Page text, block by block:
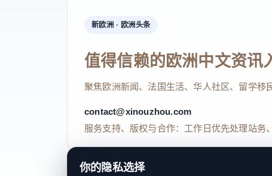
新欧洲 · 欧洲头条
值得信赖的欧洲中文资讯
聚焦欧洲新闻、法国生活、华人社区、留学
contact@xinouzhou.com
服务支持、版权与合作：工作日优先处理站务
你的隐私选择